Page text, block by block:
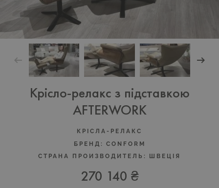
Крісло-релакс з підставкою
AFTERWORK
КРІСЛА-РЕЛАКС
БРЕНД:
CONFORM
СТРАНА ПРОИЗВОДИТЕЛЬ:
ШВЕЦIЯ
270 140 ₴